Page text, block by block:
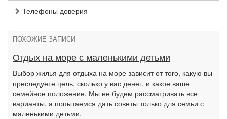
Телефоны доверия
ПОХОЖИЕ ЗАПИСИ
Отдых на море с маленькими детьми
Выбор жилья для отдыха на море зависит от того, какую вы
преследуете цель, сколько у вас денег, и какое ваше
семейное положение. Мы не будем рассматривать все
варианты, а попытаемся дать советы только для семьи с
маленькими детьми.